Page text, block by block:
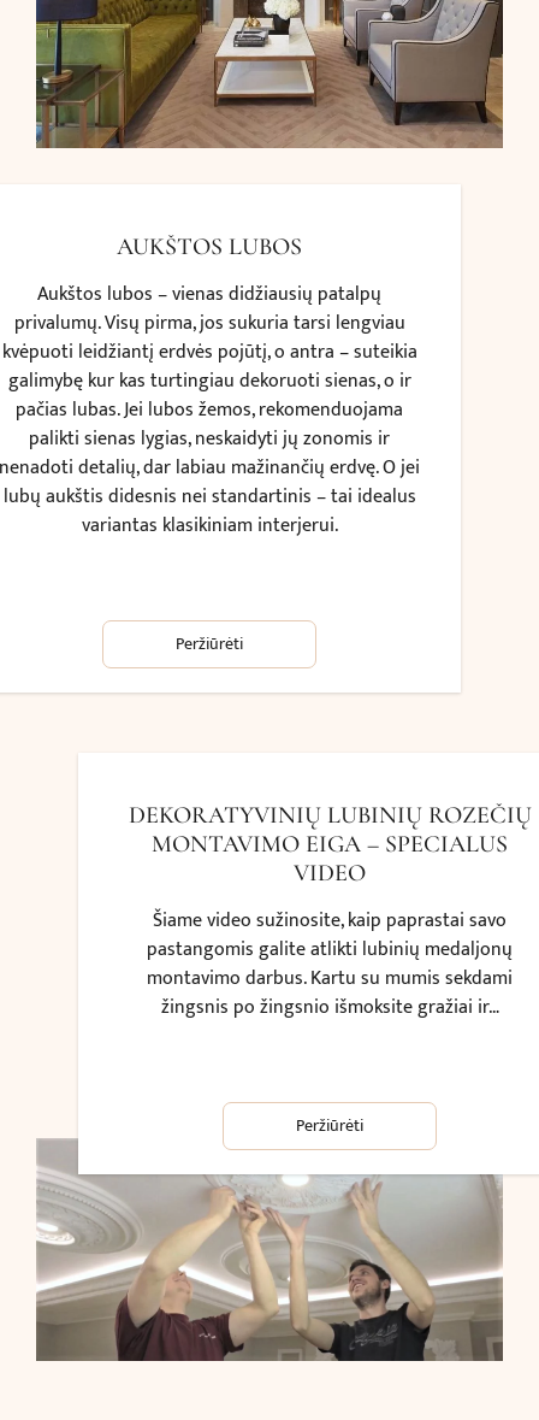
AUKŠTOS LUBOS
Aukštos lubos – vienas didžiausių patalpų
privalumų. Visų pirma, jos sukuria tarsi lengviau
kvėpuoti leidžiantį erdvės pojūtį, o antra – suteikia
galimybę kur kas turtingiau dekoruoti sienas, o ir
pačias lubas. Jei lubos žemos, rekomenduojama
palikti sienas lygias, neskaidyti jų zonomis ir
nenadoti detalių, dar labiau mažinančių erdvę. O jei
lubų aukštis didesnis nei standartinis – tai idealus
variantas klasikiniam interjerui.
Peržiūrėti
DEKORATYVINIŲ LUBINIŲ ROZEČIŲ
MONTAVIMO EIGA – SPECIALUS
VIDEO
Šiame video sužinosite, kaip paprastai savo
pastangomis galite atlikti lubinių medaljonų
montavimo darbus. Kartu su mumis sekdami
žingsnis po žingsnio išmoksite gražiai ir…
Peržiūrėti